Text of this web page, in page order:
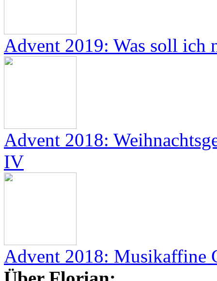
Advent 2019: Was soll ich
Advent 2018:
IV
Advent 2018: Musikaffine